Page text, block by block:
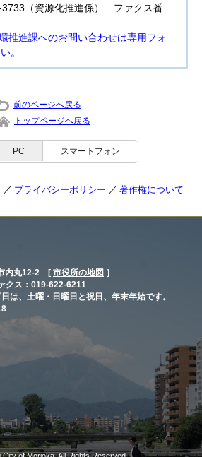
3733（資源化推進係） ファクス番
推進課へのお問い合わせは専用フォ
。
前のページへ戻る
トップページへ戻る
PC スマートフォン
プライバシーポリシー 著作権について
内丸12-2 [ 市役所の地図 ］
クス：019-622-6211
は、土曜・日曜日と祝日、年末年始です。